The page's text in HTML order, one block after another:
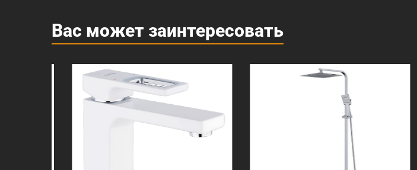
Вас может заинтересовать